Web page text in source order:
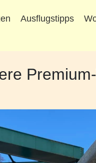
Ausflugstipps